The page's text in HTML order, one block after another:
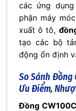
các ứng
phận máy
xuất ô tô,
tạo các bộ
động ổn định
So Sánh Đồng
Ưu Điểm,
Đồng CW100C